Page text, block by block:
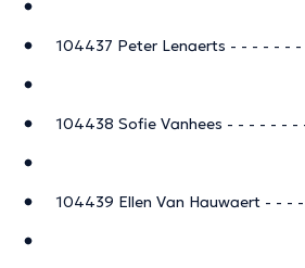
104437 Peter Lenaerts - - - - - -
104438 Sofie Vanhees - - - - - -
104439 Ellen Van Hauwaert - - -